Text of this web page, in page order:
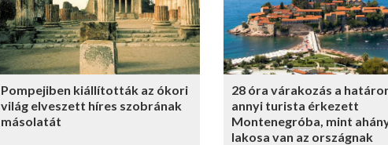
Pompejiben kiállították az ókori
világ elveszett híres szobrának
másolatát
28 óra várakozás a
annyi turista érkezett
Montenegróba, mint
lakosa van az országnak